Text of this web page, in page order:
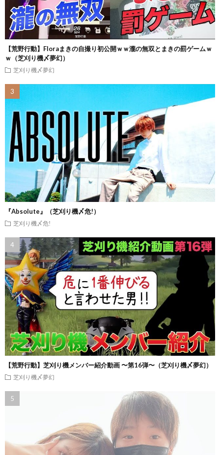
【荒野行動】Floraまきの自撮り初公開ｗｗ瀧の無双とまきの罰ゲームｗ
ｗ（芝刈り機〆夢幻）
芝刈り機〆夢幻
『Absolute』（芝刈り機〆危!）
芝刈り機〆危!
【荒野行動】芝刈り機メンバー紹介動画 〜第16弾〜（芝刈り機〆夢幻）
芝刈り機〆夢幻